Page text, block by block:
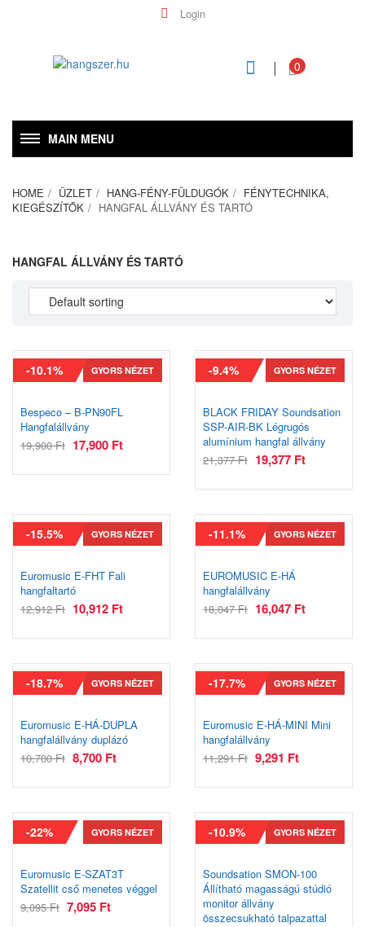
Login
0
MAIN MENU
HOME ÜZLET HANG-FÉNY-FÜLDUGÓK
FÉNYTECHNIKA,
KIEGÉSZÍTŐK
HANGFAL ÁLLVÁNY ÉS TARTÓ
HANGFAL ÁLLVÁNY ÉS TARTÓ
-10.1% GYORS NÉZET
Bespeco – B-PN90FL
Hangfalállvány
19,900Ft 17,900 Ft
-9.4% GYORS NÉZET
BLACK FRIDAY Soundsation
SSP-AIR-BK Légrugós
alumínium hangfal állvány
21,377Ft 19,377 Ft
-15.5% GYORS NÉZET
Euromusic E-FHT Fali
hangfaltartó
12,912Ft 10,912 Ft
-11.1% GYORS NÉZET
EUROMUSIC E-HÁ
hangfalállvány
18,047Ft 16,047 Ft
-18.7% GYORS NÉZET
Euromusic E-HÁ-DUPLA
hangfalállvány duplázó
10,700Ft 8,700 Ft
-17.7% GYORS NÉZET
Euromusic E-HÁ-MINI Mini
hangfalállvány
11,291Ft 9,291 Ft
-22% GYORS NÉZET
Euromusic E-SZAT3T
Szatellit cső menetes véggel
9,095Ft 7,095 Ft
-10.9% GYORS NÉZET
Soundsation SMON-100
Állítható magasságú stúdió
monitor állvány
összecsukható talpazattal